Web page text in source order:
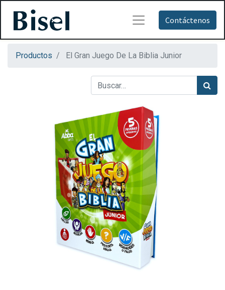
Contáctenos
Productos El Gran Juego De La Biblia Junior